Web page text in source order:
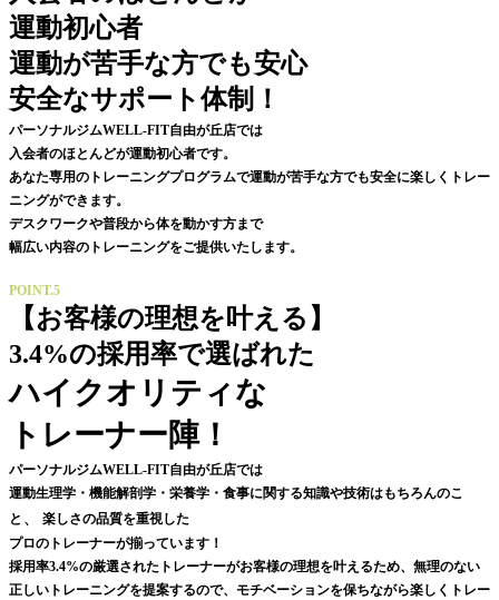
運動初心者
運動が苦手な方でも安心
安全なサポート体制！
パーソナルジムWELL-FIT自由が丘店では
入会者のほとんどが運動初心者です。
あなた専用のトレーニングプログラムで運動が苦手な方でも安全に楽しくトレー
ニングができます。
デスクワークや普段から体を動かす方まで
幅広い内容のトレーニングをご提供いたします。
POINT.5
【お客様の理想を叶える】
3.4%の採用率で選ばれた
ハイクオリティな
トレーナー陣！
パーソナルジムWELL-FIT自由が丘店では
運動生理学・ 機能解剖学 ・栄養学・食事に関する知識や技術はもちろんのこ
と 、
楽しさの品質を重視した
プロのトレーナーが揃っています！
採用率3.4%の厳選されたトレーナーがお客様の理想を叶えるため、無理のない
正しいトレーニングを提案するので、モチベーションを保ちながら楽しくトレー